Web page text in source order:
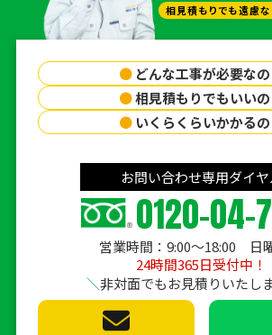
相見積もりでも遠慮な
● どんな工事が必要なの
●相見積もりでもいいの
● いくらくらいかかるの
お問い合わせ専用ダイヤ
0120-04-
営業時間：9:00〜18:00 日
24時間365日受付中！
非対面でもお見積りいたし